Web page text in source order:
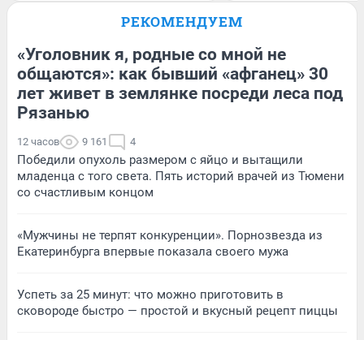
РЕКОМЕНДУЕМ
«Уголовник я, родные со мной не
общаются»: как бывший «афганец» 30
лет живет в землянке посреди леса под
Рязанью
12 часов 9 161 4
Победили опухоль размером с яйцо и вытащили
младенца с того света. Пять историй врачей из Тюмени
со счастливым концом
«Мужчины не терпят конкуренции». Порнозвезда из
Екатеринбурга впервые показала своего мужа
Успеть за 25 минут: что можно приготовить в
сковороде быстро — простой и вкусный рецепт пиццы